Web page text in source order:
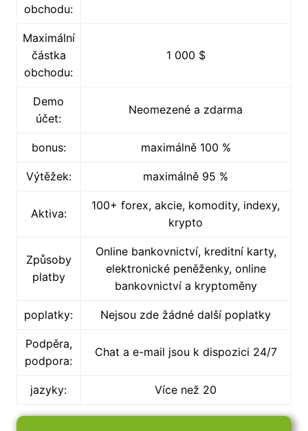
obchodu:
Maximální
částka
obchodu:
1 000 $
Demo
účet:
Neomezené a zdarma
bonus: maximálně 100 %
Výtěžek: maximálně 95 %
Aktiva:
100+ forex, akcie, komodity, indexy,
krypto
Způsoby
platby
Online bankovnictví, kreditní karty,
elektronické peněženky, online
bankovnictví a kryptoměny
poplatky: Nejsou zde žádné další poplatky
Podpěra,
podpora:
Chat a e-mail jsou k dispozici 24/7
jazyky: Více než 20